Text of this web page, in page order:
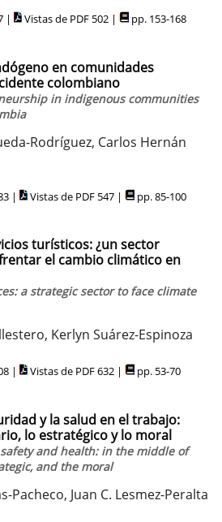
| Vistas de PDF 502 | pp. 153-168
en comunidades
colombiano
in indigenous communities
Rodríguez, Carlos Hernán
| Vistas de PDF 547 | pp. 85-100
turísticos: ¿un sector
el cambio climático en
a strategic sector to face climate
Kerlyn Suárez-Espinoza
| Vistas de PDF 632 | pp. 53-70
y la salud en el trabajo:
lo estratégico y lo moral
and health: in the middle of
and the moral
Pacheco, Juan C. Lesmez-Peralta